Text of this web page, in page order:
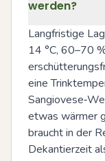
werden?
Langfristige
14 °C, 60–70
eine
etwas wärmer
braucht in der
Dekantierzeit